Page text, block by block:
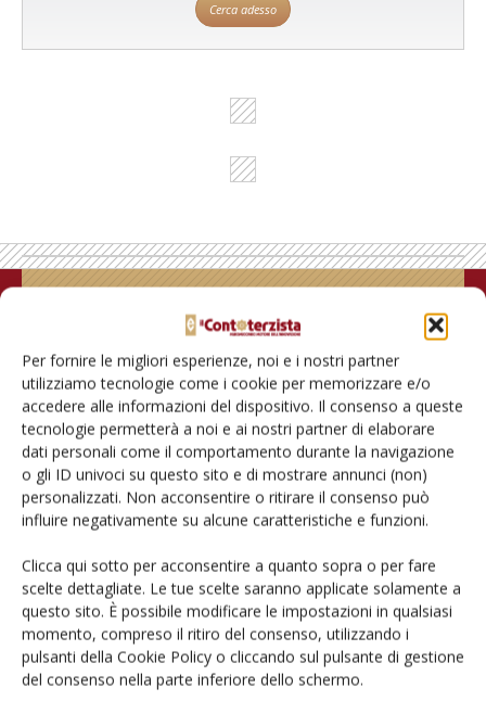
Per fornire le migliori esperienze, noi e i nostri partner
utilizziamo tecnologie come i cookie per memorizzare e/o
accedere alle informazioni del dispositivo. Il consenso a queste
tecnologie permetterà a noi e ai nostri partner di elaborare
dati personali come il comportamento durante la navigazione
o gli ID univoci su questo sito e di mostrare annunci (non)
personalizzati. Non acconsentire o ritirare il consenso può
influire negativamente su alcune caratteristiche e funzioni.
Clicca qui sotto per acconsentire a quanto sopra o per fare
scelte dettagliate. Le tue scelte saranno applicate solamente a
questo sito. È possibile modificare le impostazioni in qualsiasi
momento, compreso il ritiro del consenso, utilizzando i
pulsanti della Cookie Policy o cliccando sul pulsante di gestione
del consenso nella parte inferiore dello schermo.
Cerca adesso
Rimani aggiornato sul mondo
dell’agricoltura
Iscriviti alle nostre newsletter